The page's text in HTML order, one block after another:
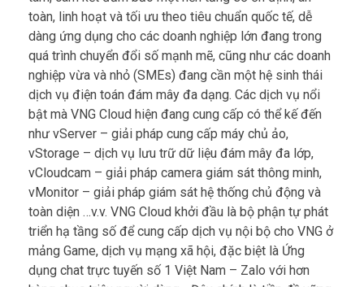
tâm, cam kết đảm bảo một nền tảng số ổn định, an
toàn, linh hoạt và tối ưu theo tiêu chuẩn quốc tế, dễ
dàng ứng dụng cho các doanh nghiệp lớn đang trong
quá trình chuyển đổi số mạnh mẽ, cũng như các doanh
nghiệp vừa và nhỏ (SMEs) đang cần một hệ sinh thái
dịch vụ điện toán đám mây đa dạng. Các dịch vụ nổi
bật mà VNG Cloud hiện đang cung cấp có thể kế đến
như vServer – giải pháp cung cấp máy chủ ảo,
vStorage – dịch vụ lưu trữ dữ liệu đám mây đa lớp,
vCloudcam – giải pháp camera giám sát thông minh,
vMonitor – giải pháp giám sát hệ thống chủ động và
toàn diện …v.v. VNG Cloud khởi đầu là bộ phận tự phát
triển hạ tầng số để cung cấp dịch vụ nội bộ cho VNG ở
mảng Game, dịch vụ mạng xã hội, đặc biệt là Ứng
dụng chat trực tuyến số 1 Việt Nam – Zalo với hơn